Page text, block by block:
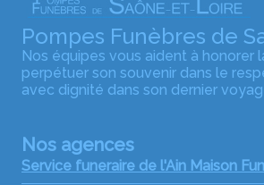
Pompes Funèbres de
Nos équipes vous aident à
perpétuer son souvenir dans le
avec dignité dans son dernier
Nos agences
Service funeraire de l'Ain Maison